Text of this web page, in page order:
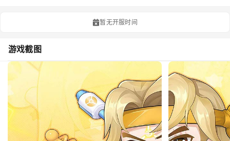
暂无开服时间
游戏截图